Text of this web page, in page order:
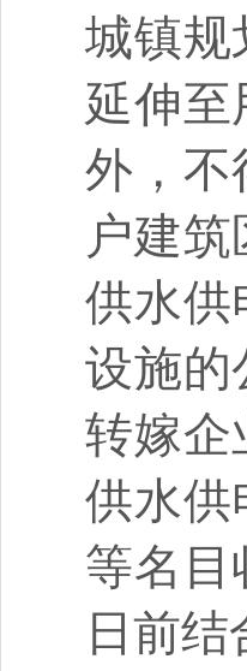
城镇规
延伸
外，不
户建
供水供
设施的
转嫁企
供水供
等名目
日前